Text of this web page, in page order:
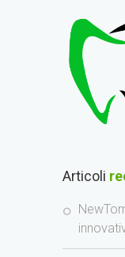
Articoli